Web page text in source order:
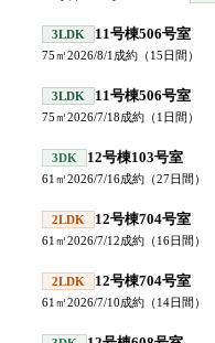
3LDK 11号棟506号室
75㎡2026/8/1 成約 （15日間）
3LDK 11号棟506号室
75㎡2026/7/18成約 （1 日間）
3DK 12号棟103号室
61 ㎡2026/7/16成約 （27日間）
2LDK 12号棟704号室
61 ㎡2026/7/12成約 （16日間）
2LDK 12号棟704号室
61 ㎡2026/7/10成約 （14日間）